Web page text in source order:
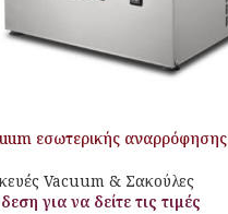
εσωτερικής αναρρόφησης
Vacuum & Σακούλες
για να δείτε τις τιμές